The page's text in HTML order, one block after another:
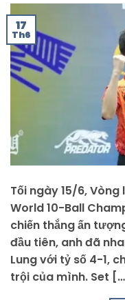
17
Th6
Tối ngày 15/6,
World 10-Ball
chiến thắng ấn
đầu tiên, anh đã
Lung với tỷ số 4-1,
trội của mình. Set